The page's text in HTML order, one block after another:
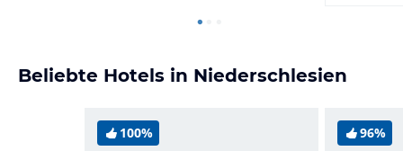
Beliebte Hotels in Niederschlesien
100% 96%